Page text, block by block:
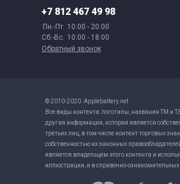
+7 812 467 49 98
Пн.-Пт. 10:00 - 20:00
Сб.-Вс. 10:00 - 18:00
Обратный звонок
© 2010-2020. Applebattery.net
Все виды контента: логотипы, названия ТМ и
другая информация, которая является
третьих лиц, в том числе контент торговых
собственностью их законных
является владельцем этого контента и
иллюстрации, и в справочно-ознакомительных